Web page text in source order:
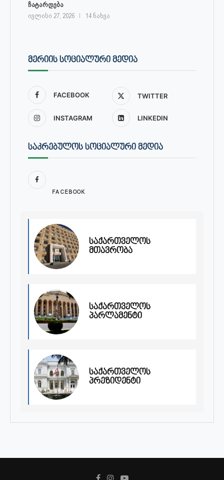
ჩატარდება
ივლისი 27, 2026 14 ნახვა
ᲛᲔᲠᲘᲘᲡ ᲡᲝᲪᲘᲐᲚᲣᲠᲘ ᲛᲔᲓᲘᲐ
FACEBOOK TWITTER
INSTAGRAM LINKEDIN
ᲡᲐᲙᲠᲔᲑᲣᲚᲝᲡ ᲡᲝᲪᲘᲐᲚᲣᲠᲘ ᲛᲔᲓᲘᲐ
FACEBOOK
საქართველოს
მთავრობა
საქართველოს
პარლამენტი
საქართველოს
პრეზიდენტი